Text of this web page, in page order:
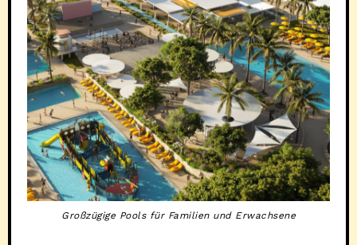
Großzügige Pools für Familien und Erwachsene